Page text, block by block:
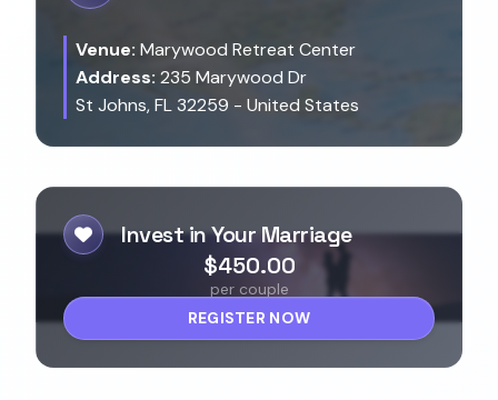
Venue: Marywood Retreat Center
Address: 235 Marywood Dr
St Johns, FL 32259 - United States
Invest in Your Marriage
$450.00
per couple
REGISTER NOW